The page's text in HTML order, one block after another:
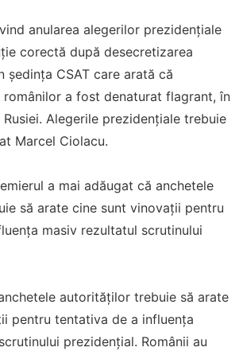
anularea alegerilor prezidențiale
corectă după desecretizarea
ședința CSAT care arată că
a fost denaturat flagrant, în
Alegerile prezidențiale trebuie
Marcel Ciolacu.
a mai adăugat că anchetele
să arate cine sunt vinovații pentru
masiv rezultatul scrutinului
autorităților trebuie să arate
pentru tentativa de a influența
prezidențial. Românii au